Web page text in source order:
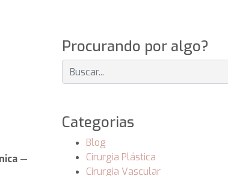
—
Procurando por algo?
Categorias
Blog
Cirurgia Plástica
Cirurgia Vascular